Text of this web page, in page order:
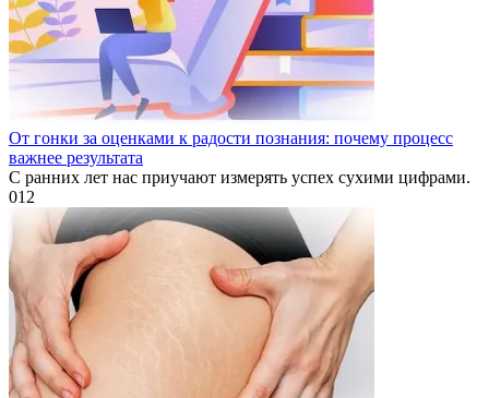
От гонки за оценками к радости познания: почему процесс
важнее результата
С ранних лет нас приучают измерять успех сухими цифрами.
012